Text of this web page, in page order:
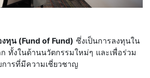
งทุน (Fund of Fund) ซึ่งเป็นการลงทุนใน
ทั้งในด้านนวัตกรรมใหม่ๆ และเพื่อร่วม
ารที่มีความเชี่ยวชาญ